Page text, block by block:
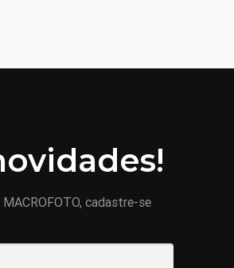
cadastre-se